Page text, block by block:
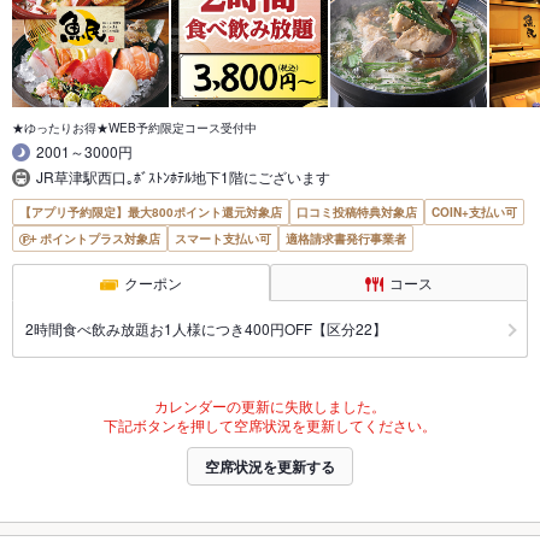
★ゆったりお得★WEB予約限定コース受付中
2001～3000円
JR草津駅西口｡ﾎﾞｽﾄﾝﾎﾃﾙ地下1階にございます
【アプリ予約限定】最大800ポイント還元対象店 口コミ投稿特典対象店
COIN+支払い可
ポイントプラス対象店
スマート支払い可 適格請求書発行事業者
クーポン コース
2時間食べ飲み放題お1人様につき400円OFF【区分22】
カレンダーの更新に失敗しました。
下記ボタンを押して空席状況を更新してください。
空席状況を更新する